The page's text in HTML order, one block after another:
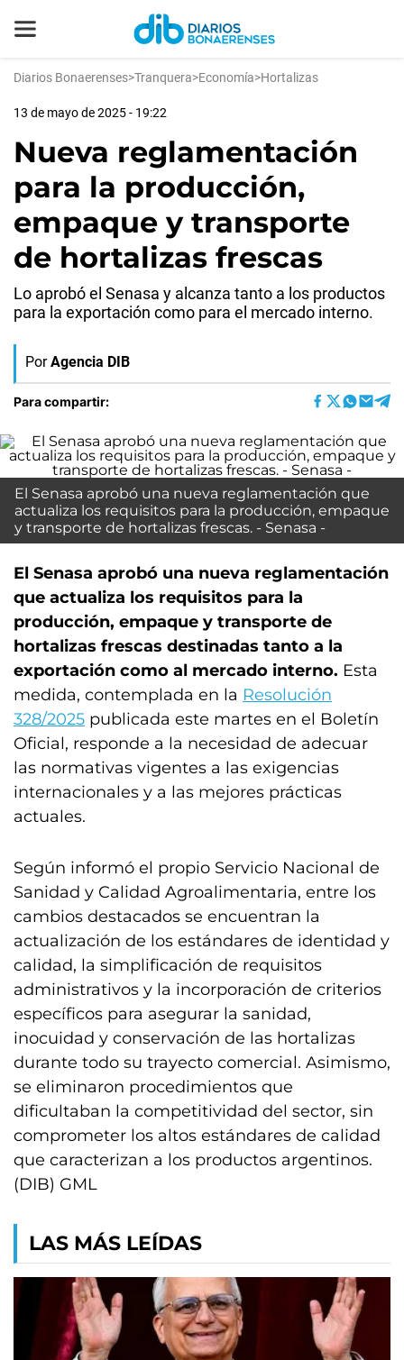
Diarios Bonaerenses>Tranquera>Economía>Hortalizas
13 de mayo de 2025 - 19:22
Nueva reglamentación
para la producción,
empaque y transporte
de hortalizas frescas
Lo aprobó el Senasa y alcanza tanto a los productos
para la exportación como para el mercado interno.
Por Agencia DIB
Para compartir:
El Senasa aprobó una nueva reglamentación que
actualiza los requisitos para la producción, empaque
y transporte de hortalizas frescas. - Senasa -
El Senasa aprobó una nueva reglamentación
que actualiza los requisitos para la
producción, empaque y transporte de
hortalizas frescas destinadas tanto a la
exportación como al mercado interno. Esta
medida, contemplada en la Resolución
328/2025 publicada este martes en el Boletín
Oficial, responde a la necesidad de adecuar
las normativas vigentes a las exigencias
internacionales y a las mejores prácticas
actuales.
Según informó el propio Servicio Nacional de
Sanidad y Calidad Agroalimentaria, entre los
cambios destacados se encuentran la
actualización de los estándares de identidad y
calidad, la simplificación de requisitos
administrativos y la incorporación de criterios
específicos para asegurar la sanidad,
inocuidad y conservación de las hortalizas
durante todo su trayecto comercial. Asimismo,
se eliminaron procedimientos que
dificultaban la competitividad del sector, sin
comprometer los altos estándares de calidad
que caracterizan a los productos argentinos.
(DIB) GML
LAS MÁS LEÍDAS